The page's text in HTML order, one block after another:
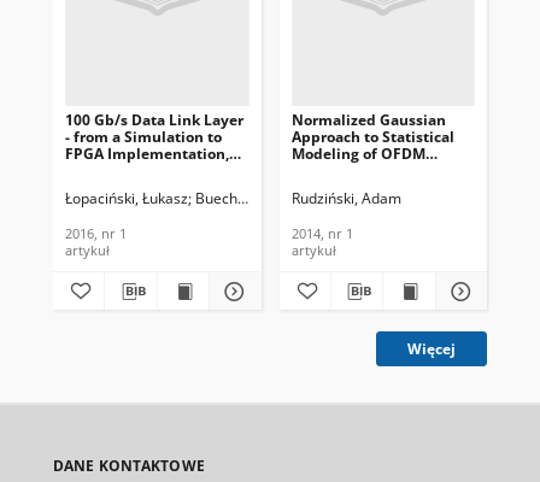
100 Gb/s Data Link Layer
- from a Simulation to
FPGA Implementation,
Information Technology
Łopaciński, Łukasz Buechner, Steffen Nolte, Jörg Brzozowski, Marcin
2016, nr 1
artykuł
Normalized Gaussian
Approach to Statistical
Modeling of OFDM
Information Technology,
Rudziński, Adam
2014, nr 1
artykuł
Więcej
DANE KONTAKTOWE